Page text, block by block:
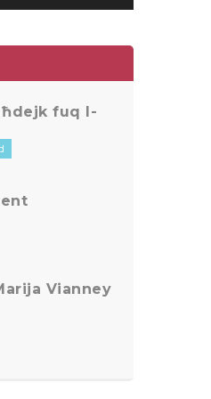
fuq l-
Vianney